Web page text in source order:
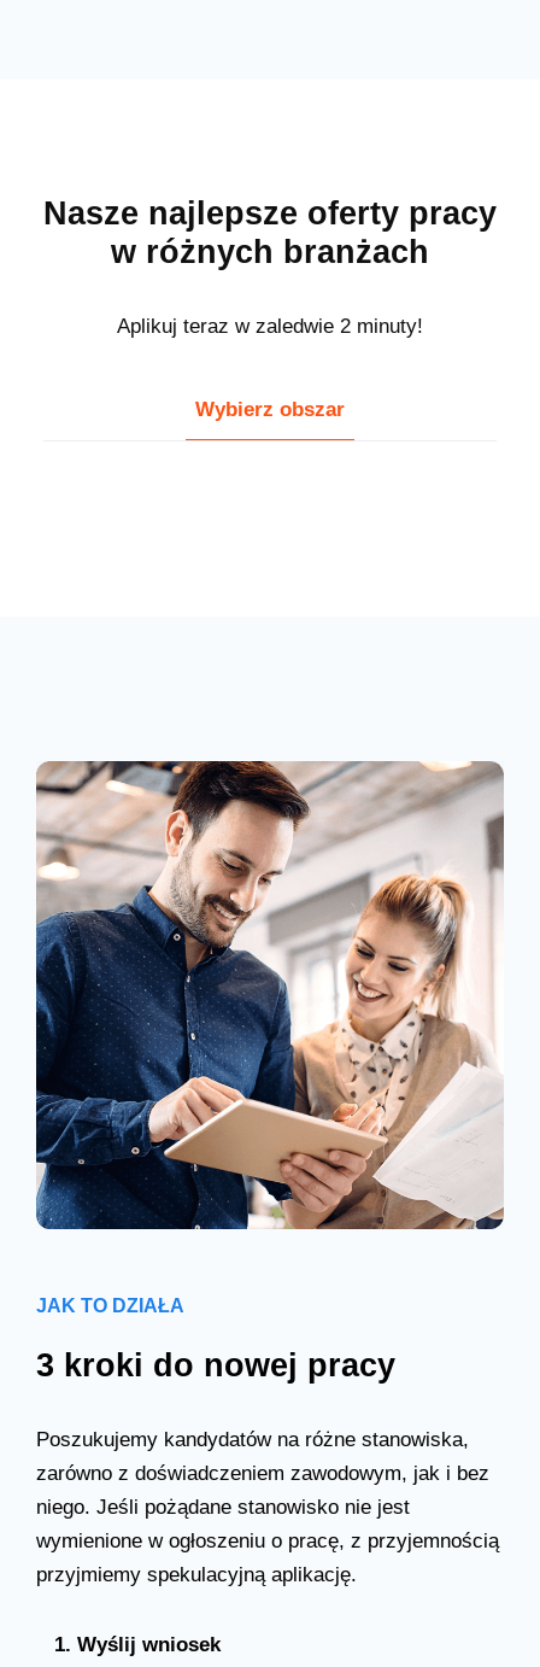
Nasze najlepsze oferty pracy
w różnych branżach
Aplikuj teraz w zaledwie 2 minuty!
Wybierz obszar
JAK TO DZIAŁA
3 kroki do nowej pracy
Poszukujemy kandydatów na różne stanowiska,
zarówno z doświadczeniem zawodowym, jak i bez
niego. Jeśli pożądane stanowisko nie jest
wymienione w ogłoszeniu o pracę, z przyjemnością
przyjmiemy spekulacyjną aplikację.
1. Wyślij wniosek